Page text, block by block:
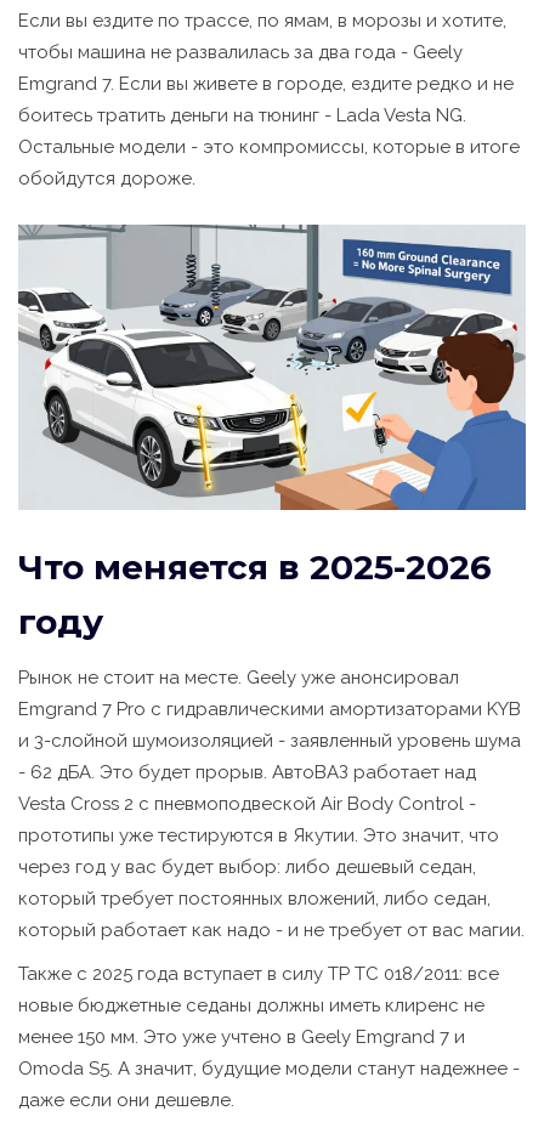
Если вы ездите по трассе, по ямам, в морозы и хотите,
чтобы машина не развалилась за два года - Geely
Emgrand 7. Если вы живете в городе, ездите редко и не
боитесь тратить деньги на тюнинг - Lada Vesta NG.
Остальные модели - это компромиссы, которые в итоге
обойдутся дороже.
Что меняется в 2025-2026
году
Рынок не стоит на месте. Geely уже анонсировал
Emgrand 7 Pro с гидравлическими амортизаторами KYB
и 3-слойной шумоизоляцией - заявленный уровень шума
- 62 дБА. Это будет прорыв. АвтоВАЗ работает над
Vesta Cross 2 с пневмоподвеской Air Body Control -
прототипы уже тестируются в Якутии. Это значит, что
через год у вас будет выбор: либо дешевый седан,
который требует постоянных вложений, либо седан,
который работает как надо - и не требует от вас магии.
Также с 2025 года вступает в силу ТР ТС 018/2011: все
новые бюджетные седаны должны иметь клиренс не
менее 150 мм. Это уже учтено в Geely Emgrand 7 и
Omoda S5. А значит, будущие модели станут надежнее -
даже если они дешевле.